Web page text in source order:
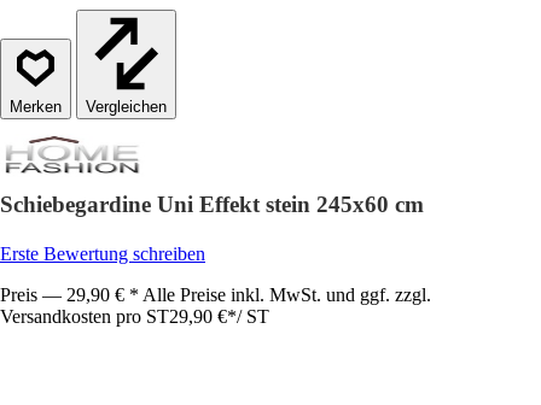
Vergleichen
Schiebegardine Uni Effekt stein 245x60 cm
Erste Bewertung schreiben
Preis — 29,90 € * Alle Preise inkl. MwSt. und ggf. zzgl.
Versandkosten pro ST29,90 €*/ ST